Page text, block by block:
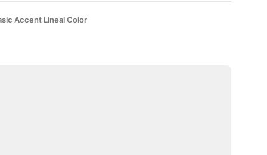
Accent Lineal Color